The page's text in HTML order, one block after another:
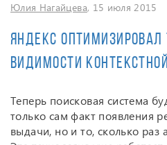
Юлия Нагайцева, 15 июля 2015
Яндекс
видимости
Теперь поисковая система
только сам факт появления
выдачи, но и то, сколько раз